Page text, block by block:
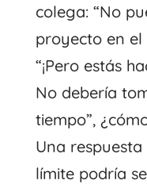
colega: “No
proyecto en el
“¡Pero estás
No debería
tiempo”,
Una
límite podría